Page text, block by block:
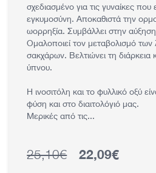
σχεδιασμένο για τις γυναίκες που
εγκυμοσύνη. Αποκαθιστά την
ωορρηξία. Συμβάλλει στην
Ομαλοποιεί τον μεταβολισμό των
σακχάρων. Βελτιώνει τη διάρκεια
ύπνου.
Η ινοσιτόλη και το φυλλικό οξύ
φύση και στο διαιτολόγιό μας.
Μερικές από τις...
Κανονική τιμή
25,10€
Τιμή έκπτωσης
22,09€